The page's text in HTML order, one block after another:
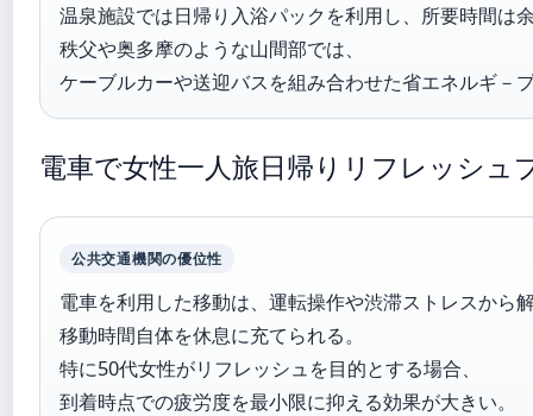
温泉施設では日帰り入浴パックを利用し、所要時間は
秩父や奥多摩のような山間部では、
ケーブルカーや送迎バスを組み合わせた省エネルギ－
電車で女性一人旅日帰りリフレッシュ
公共交通機関の優位性
電車を利用した移動は、運転操作や渋滞ストレスから
移動時間自体を休息に充てられる。
特に50代女性がリフレッシュを目的とする場合、
到着時点での疲労度を最小限に抑える効果が大きい。